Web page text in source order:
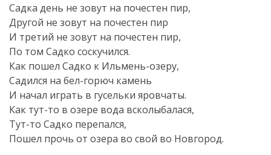
Садка день не зовут на почестен пир,
Другой не зовут на почестен пир
И третий не зовут на почестен пир,
По том Садко соскучился.
Как пошел Садко к Ильмень-озеру,
Садился на бел-горюч камень
И начал играть в гусельки яровчаты.
Как тут-то в озере вода всколыбалася,
Тут-то Садко перепался,
Пошел прочь от озера во свой во Новгород.